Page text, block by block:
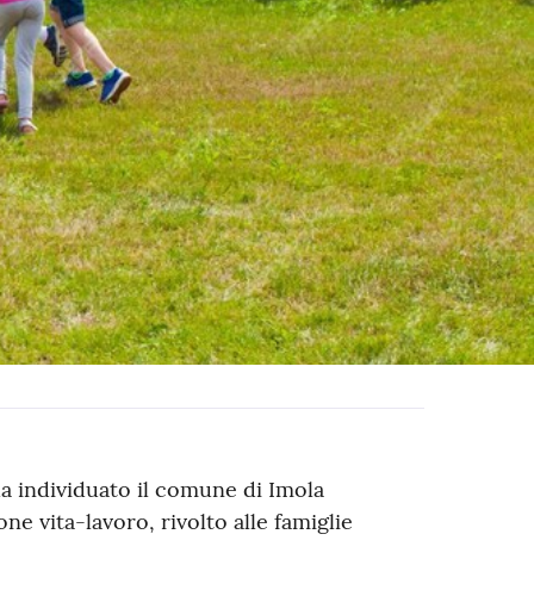
individuato il comune di Imola
vita-lavoro, rivolto alle famiglie